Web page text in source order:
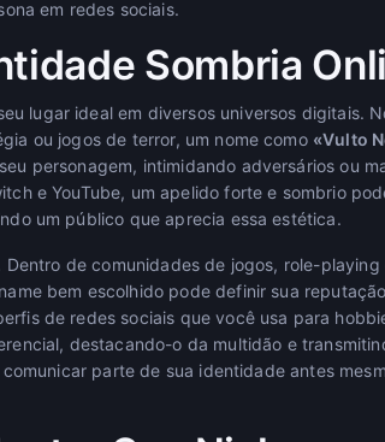
em redes sociais.
Sombria
lugar ideal em diversos universos digitais.
ou jogos de terror, um nome como «Vulto
personagem, intimidando adversários ou
e YouTube, um apelido forte e sombrio
um público que aprecia essa estética.
de comunidades de jogos, role-
bem escolhido pode definir sua
de redes sociais que você usa para
destacando-o da multidão e
parte de sua identidade antes